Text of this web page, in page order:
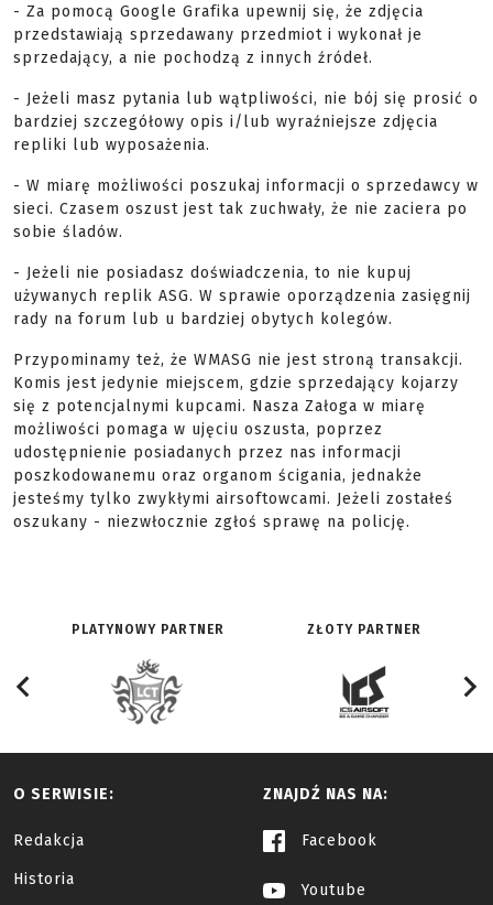
- Za pomocą Google Grafika upewnij się, że zdjęcia
przedstawiają sprzedawany przedmiot i wykonał je
sprzedający, a nie pochodzą z innych źródeł.
- Jeżeli masz pytania lub wątpliwości, nie bój się prosić o
bardziej szczegółowy opis i/lub wyraźniejsze zdjęcia
repliki lub wyposażenia.
- W miarę możliwości poszukaj informacji o sprzedawcy w
sieci. Czasem oszust jest tak zuchwały, że nie zaciera po
sobie śladów.
- Jeżeli nie posiadasz doświadczenia, to nie kupuj
używanych replik ASG. W sprawie oporządzenia zasięgnij
rady na forum lub u bardziej obytych kolegów.
Przypominamy też, że WMASG nie jest stroną transakcji.
Komis jest jedynie miejscem, gdzie sprzedający kojarzy
się z potencjalnymi kupcami. Nasza Załoga w miarę
możliwości pomaga w ujęciu oszusta, poprzez
udostępnienie posiadanych przez nas informacji
poszkodowanemu oraz organom ścigania, jednakże
jesteśmy tylko zwykłymi airsoftowcami. Jeżeli zostałeś
oszukany - niezwłocznie zgłoś sprawę na policję.
PLATYNOWY PARTNER ZŁOTY PARTNER
O SERWISIE:
Redakcja
Historia
ZNAJDŹ NAS NA:
Facebook
Youtube